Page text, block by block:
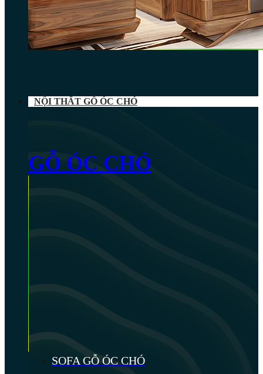
NỘI THẤT GỖ ÓC CHÓ
GỖ ÓC CHÓ
SOFA GỖ ÓC CHÓ